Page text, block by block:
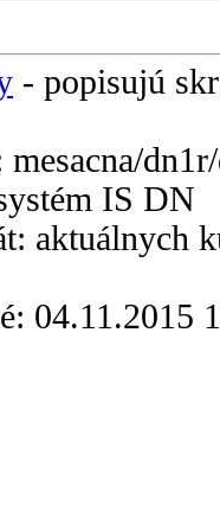
- popisujú
mesacna/
IS DN
aktuálnych
04.11.2015